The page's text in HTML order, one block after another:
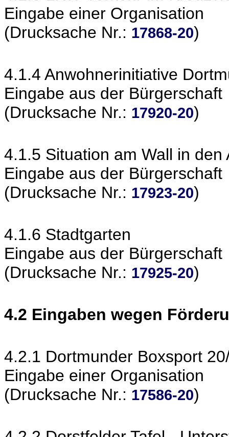
Eingabe einer Organisation
(Drucksache Nr.: 17868-20)
4.1.4 Anwohnerinitiative
Eingabe aus der Bürgerschaft
(Drucksache Nr.: 17920-20)
4.1.5 Situation am Wall in
Eingabe aus der Bürgerschaft
(Drucksache Nr.: 17923-20)
4.1.6 Stadtgarten
Eingabe aus der Bürgerschaft
(Drucksache Nr.: 17925-20)
4.2 Eingaben wegen
4.2.1 Dortmunder Boxsport
Eingabe einer Organisation
(Drucksache Nr.: 17586-20)